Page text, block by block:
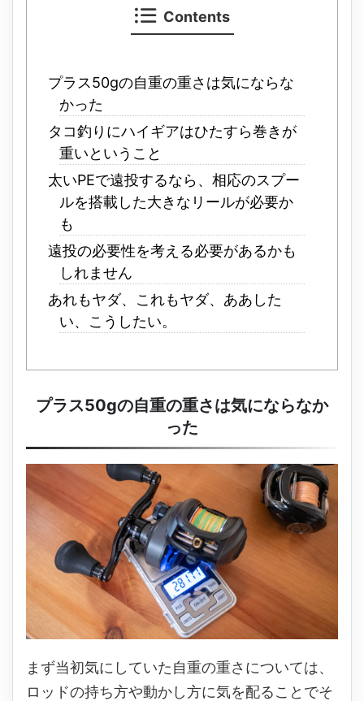
Contents
プラス50gの自重の重さは気にならな
かった
タコ釣りにハイギアはひたすら巻きが
重いということ
太いPEで遠投するなら、相応のスプー
ルを搭載した大きなリールが必要か
も
遠投の必要性を考える必要があるかも
しれません
あれもヤダ、これもヤダ、ああした
い、こうしたい。
プラス50gの自重の重さは気にならなか
った
まず当初気にしていた自重の重さについては、
ロッドの持ち方や動かし方に気を配ることでそ